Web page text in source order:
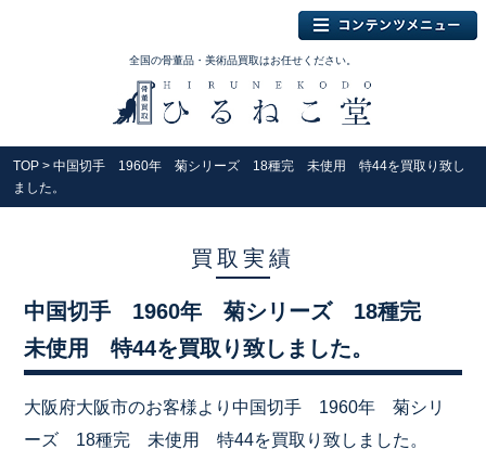
全国の骨董品・美術品買取はお任せください。
TOP > 中国切手 1960年 菊シリーズ 18種完 未使用 特44を買取り致し
ました。
買取実績
中国切手 1960年 菊シリーズ 18種完
未使用 特44を買取り致しました。
大阪府大阪市のお客様より中国切手 1960年 菊シリ
ーズ 18種完 未使用 特44を買取り致しました。